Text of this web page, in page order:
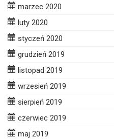
marzec 2020
luty 2020
styczeń 2020
grudzień 2019
listopad 2019
wrzesień 2019
sierpień 2019
czerwiec 2019
maj 2019